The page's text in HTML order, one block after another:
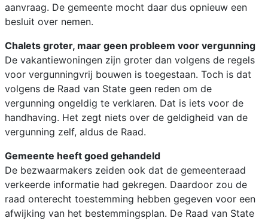
aanvraag. De gemeente mocht daar dus opnieuw een
besluit over nemen.
Chalets groter, maar geen probleem voor vergunning
De vakantiewoningen zijn groter dan volgens de regels
voor vergunningvrij bouwen is toegestaan. Toch is dat
volgens de Raad van State geen reden om de
vergunning ongeldig te verklaren. Dat is iets voor de
handhaving. Het zegt niets over de geldigheid van de
vergunning zelf, aldus de Raad.
Gemeente heeft goed gehandeld
De bezwaarmakers zeiden ook dat de gemeenteraad
verkeerde informatie had gekregen. Daardoor zou de
raad onterecht toestemming hebben gegeven voor een
afwijking van het bestemmingsplan. De Raad van State